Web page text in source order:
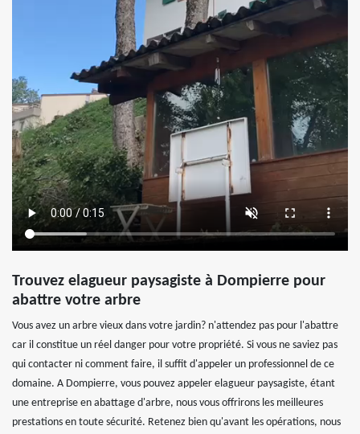
Trouvez elagueur paysagiste à Dompierre pour
abattre votre arbre
Vous avez un arbre vieux dans votre jardin? n'attendez pas pour l'abattre
car il constitue un réel danger pour votre propriété. Si vous ne saviez pas
qui contacter ni comment faire, il suffit d'appeler un professionnel de ce
domaine. A Dompierre, vous pouvez appeler elagueur paysagiste, étant
une entreprise en abattage d'arbre, nous vous offrirons les meilleures
prestations en toute sécurité. Retenez bien qu'avant les opérations, nous